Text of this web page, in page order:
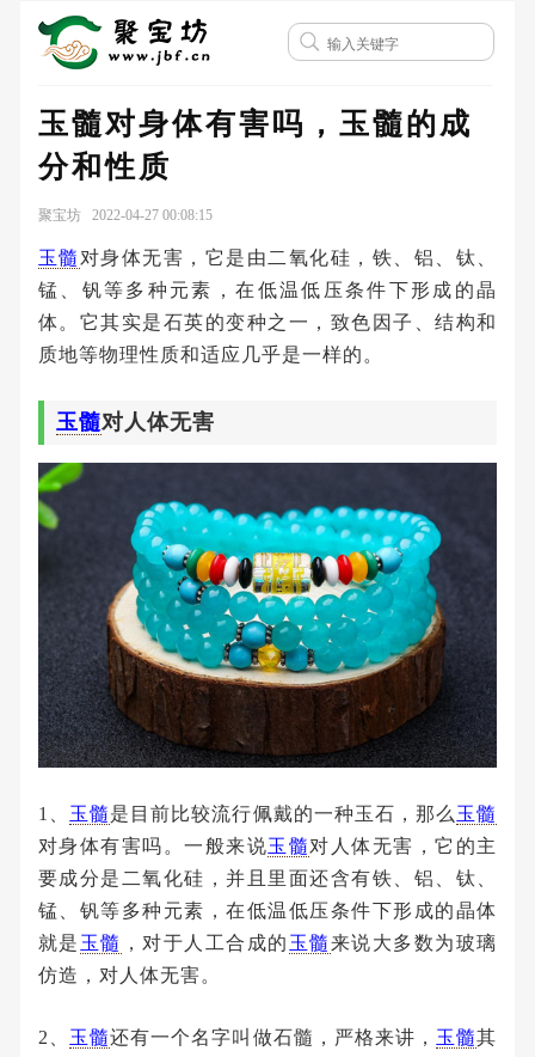
玉髓对身体有害吗，玉髓的成
分和性质
聚宝坊 2022-04-27 00:08:15
玉髓 对身体无害，它是由二氧化硅，铁、铝、钛、
锰、钒等多种元素，在低温低压条件下形成的晶
体。它其实是石英的变种之一，致色因子、结构和
质地等物理性质和适应几乎是一样的。
玉髓对人体无害
1、 玉髓是目前比较流行佩戴的一种玉石，那么 玉髓
对身体有害吗。一般来说玉髓对人体无害，它的主
要成分是二氧化硅，并且里面还含有铁、铝、钛、
锰、钒等多种元素，在低温低压条件下形成的晶体
就是 玉髓 ，对于人工合成的 玉髓来说大多数为玻璃
仿造，对人体无害。
2、 玉髓还有一个名字叫做石髓，严格来讲， 玉髓其